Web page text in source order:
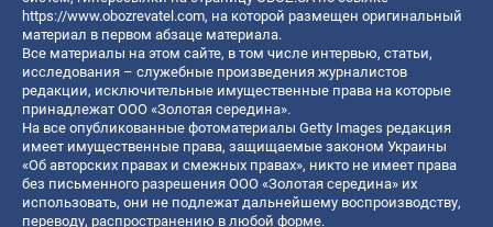
https://www.obozrevatel.com, на которой размещен оригинальный
материал в первом абзаце материала.
Все материалы на этом сайте, в том числе интервью, статьи,
исследования – служебные произведения журналистов
редакции, исключительные имущественные права на которые
принадлежат ООО «Золотая середина».
На все опубликованные фотоматериалы Getty Images редакция
имеет имущественные права, защищаемые законом Украины
«Об авторских правах и смежных правах», никто не имеет права
без письменного разрешения ООО «Золотая середина» их
использовать, они не подлежат дальнейшему воспроизводству,
переводу, распространению в любой форме.